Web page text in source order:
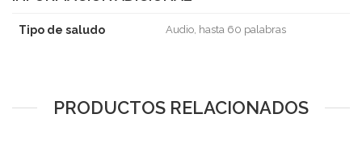
Tipo de saludo Audio, hasta 60 palabras
PRODUCTOS RELACIONADOS